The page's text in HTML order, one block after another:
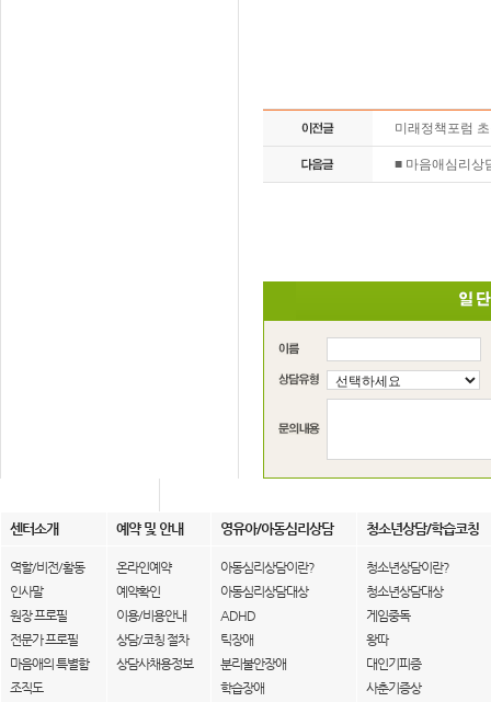
미래정책포럼
■ 마음애심리상
센터소개 예약 및 안내 영유아/아동심리상담 청소년상담/학습코칭
역할/비전/활동
인사말
원장 프로필
전문가 프로필
마음애의 특별함
조직도
온라인예약
예약확인
이용/비용안내
상담/코칭 절차
상담사채용정보
아동심리상담이란?
아동심리상담대상
ADHD
틱장애
분리불안장애
학습장애
청소년상담이란?
청소년상담대상
게임중독
왕따
대인기피증
사춘기증상